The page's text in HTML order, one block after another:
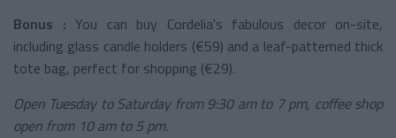
Bonus : You can buy Cordelia's fabulous decor on-site,
including glass candle holders (€59) and a leaf-patterned thick
tote bag, perfect for shopping (€29).
Open Tuesday to Saturday from 9:30 am to 7 pm, coffee shop
open from 10 am to 5 pm.